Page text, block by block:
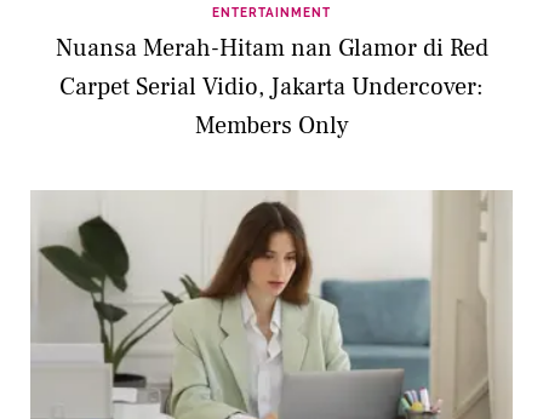
ENTERTAINMENT
Nuansa Merah-Hitam nan Glamor di Red
Carpet Serial Vidio, Jakarta Undercover:
Members Only